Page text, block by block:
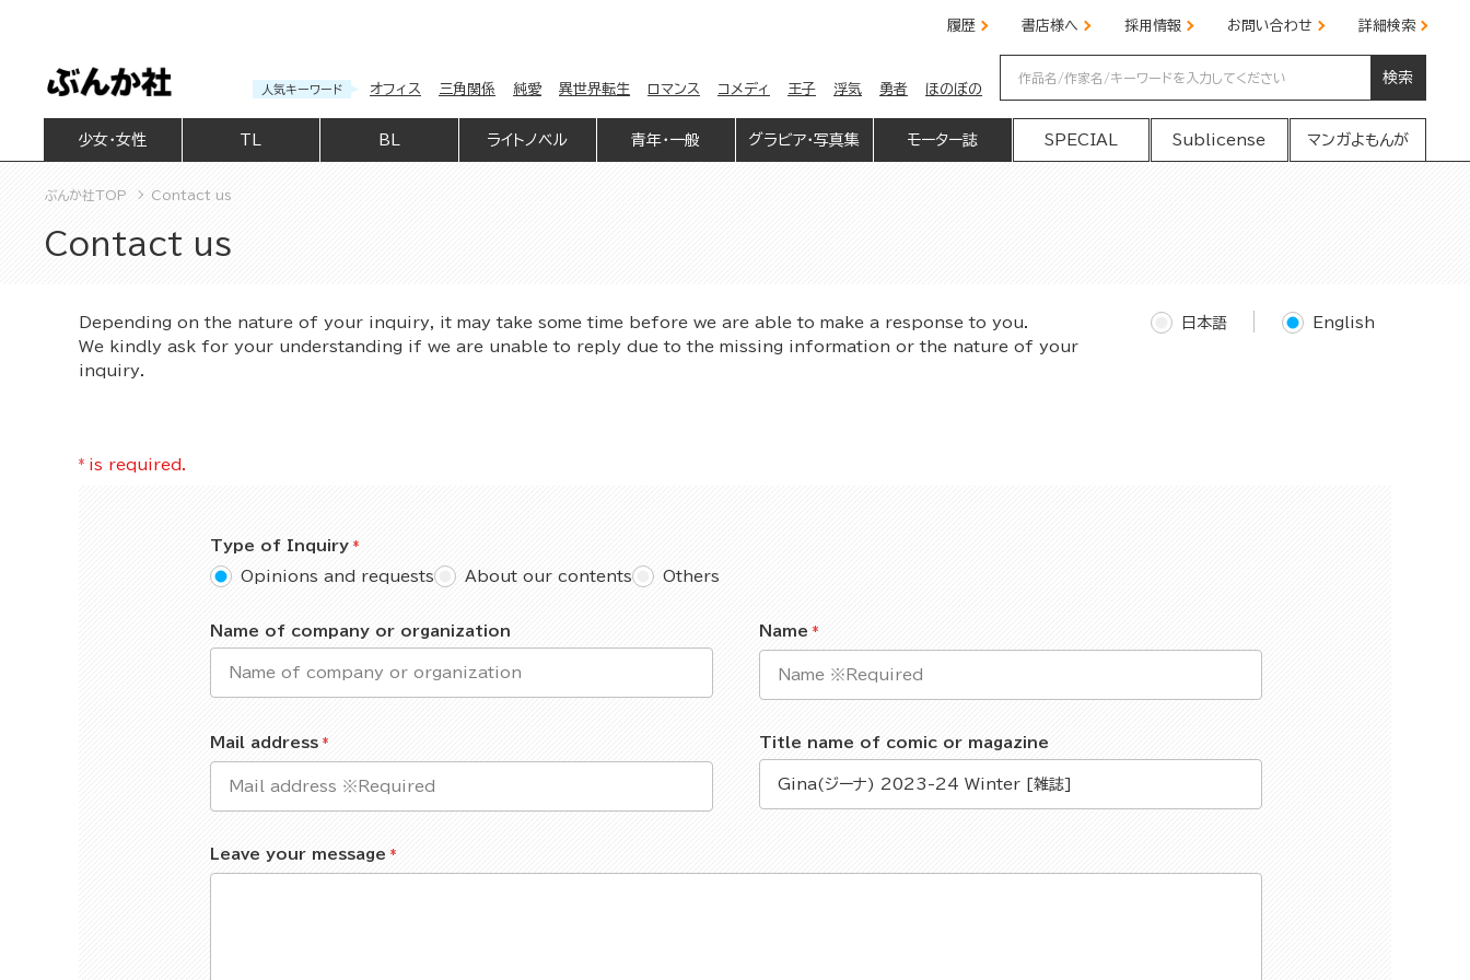
履歴 書店様へ 採用情報 お問い合わせ 詳細検索
人気キーワード オフィス 三角関係 純愛 異世界転生 ロマンス コメディ 王子 浮気 勇者 ほのぼの
検索
少女・女性 BL ライトノベル 青年・一般 グラビア・写真集 モーター誌 SPECIAL Sublicense マンガよもんが
ぶんか社TOP Contact us
Contact us
Depending on the nature of your inquiry, it may take some time before we are able to make a response to you.
We kindly ask for your understanding if we are unable to reply due to the missing information or the nature of your
inquiry.
日本語 English
* is required.
Type of Inquiry
Opinions and requests
About our contents Others
Name of company or organization Name
Mail address Title name of comic or magazine
Leave your message